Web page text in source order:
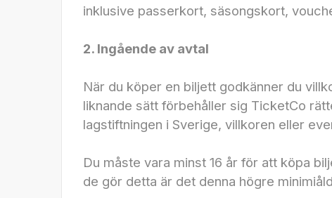
inklusive passerkort, säsongskort,
2. Ingående av avtal
När du köper en biljett godkänner du
liknande sätt förbehåller sig TicketCo
lagstiftningen i Sverige, villkoren eller
Du måste vara minst 16 år för att köpa
de gör detta är det denna högre